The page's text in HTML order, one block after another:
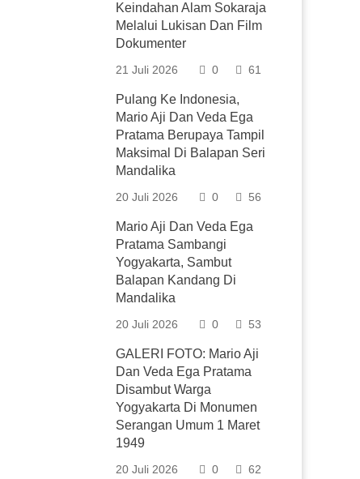
Keindahan Alam Sokaraja
Melalui Lukisan Dan Film
Dokumenter
21 Juli 2026 0 61
Pulang Ke Indonesia,
Mario Aji Dan Veda Ega
Pratama Berupaya Tampil
Maksimal Di Balapan Seri
Mandalika
20 Juli 2026 0 56
Mario Aji Dan Veda Ega
Pratama Sambangi
Yogyakarta, Sambut
Balapan Kandang Di
Mandalika
20 Juli 2026 0 53
GALERI FOTO: Mario Aji
Dan Veda Ega Pratama
Disambut Warga
Yogyakarta Di Monumen
Serangan Umum 1 Maret
1949
20 Juli 2026 0 62